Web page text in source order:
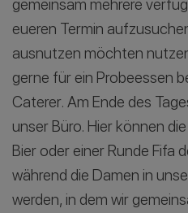
gemeinsam mehrere
eueren Termin
ausnutzen möchten
gerne für ein Probeessen
Caterer. Am Ende des
unser Büro. Hier können
Bier oder einer Runde Fifa
während die Damen in
werden, in dem wir